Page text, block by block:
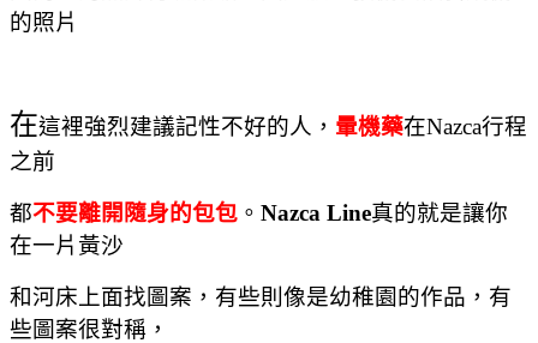
的照片
在這裡強烈建議記性不好的人， 暈機藥在Nazca行程
之前
都不要離開隨身的包包 。 Nazca Line真的就是讓你
在一片黃沙
和河床上面找圖案，有些則像是幼稚園的作品， 有
些圖案很對稱，